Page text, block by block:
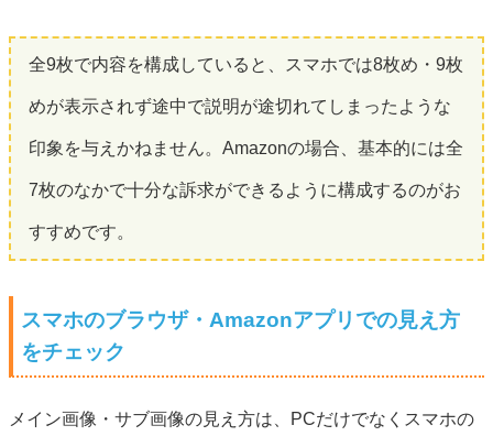
全9枚で内容を構成していると、スマホでは8枚め・9枚
めが表示されず途中で説明が途切れてしまったような
印象を与えかねません。Amazonの場合、基本的には全
7枚のなかで十分な訴求ができるように構成するのがお
すすめです。
スマホのブラウザ・Amazonアプリでの見え方
をチェック
メイン画像・サブ画像の見え方は、PCだけでなくスマホの